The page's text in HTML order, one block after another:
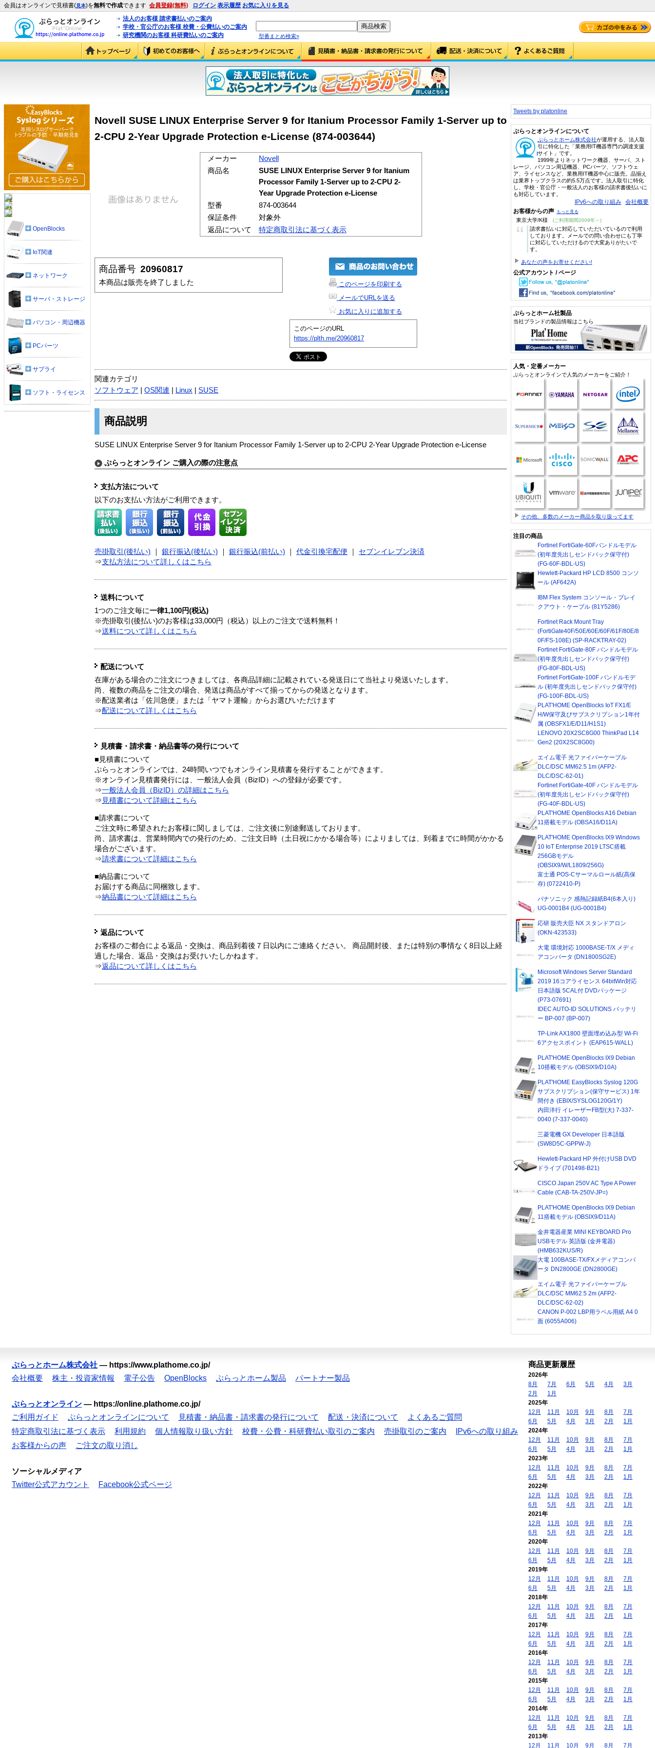
会員はオンラインで見積書(見本)を無料で作成できます 会員登録(無料) ログイン 表示履歴 お気に入りを見る
法人のお客様 請求書払いのご案内
学校・官公庁のお客様 校費・公費払いのご案内
研究機関のお客様 科研費払いのご案内
型番まとめ検索»
Novell SUSE LINUX Enterprise Server 9 for Itanium Processor Family 1-Server up to
2-CPU 2-Year Upgrade Protection e-License (874-003644)
メーカー
Novell
商品名
SUSE LINUX Enterprise Server 9 for Itanium
Processor Family 1-Server up to 2-CPU 2-
Year Upgrade Protection e-License
型番
874-003644
保証条件
対象外
返品について
特定商取引法に基づく表示
商品番号 20960817
本商品は販売を終了しました
このページを印刷する
メールでURLを送る
お気に入りに追加する
このページのURL
https://plth.me/20960817
関連カテゴリ
ソフトウェア
OS関連 Linux SUSE
商品説明
SUSE LINUX Enterprise Server 9 for Itanium Processor Family 1-Server up to 2-CPU 2-Year Upgrade Protection e-License
ぷらっとオンライン ご購入の際の注意点
支払方法について
以下のお支払い方法がご利用できます。
売掛取引(後払い) 銀行振込(後払い) 銀行振込(前払い) 代金引換宅配便
セブンイレブン決済
⇒支払方法について詳しくはこちら
送料について
1つのご注文毎に一律1,100円(税込)
※売掛取引(後払い)のお客様は33,000円（税込）以上のご注文で送料無料！
⇒送料について詳しくはこちら
配送について
在庫がある場合のご注文につきましては、各商品詳細に記載されている発送日にて当社より発送いたします。
尚、複数の商品をご注文の場合、発送は商品がすべて揃ってからの発送となります。
※配送業者は「佐川急便」または「ヤマト運輸」からお選びいただけます
⇒配送について詳しくはこちら
見積書・請求書・納品書等の発行について
■見積書について
ぷらっとオンラインでは、24時間いつでもオンライン見積書を発行することができます。
※オンライン見積書発行には、一般法人会員（BizID）への登録が必要です。
⇒一般法人会員（BizID）の詳細はこちら
⇒ 見積書について詳細はこちら
■請求書について
ご注文時に希望されたお客様に関しましては、ご注文後に別途郵送しております。
尚、請求書は、営業時間内での発行のため、ご注文日時（土日祝にかかる場合等）によりましては、到着までに時間がかかる
場合がございます。
⇒請求書について詳細はこちら
■納品書について
お届けする商品に同梱致します。
⇒納品書について詳細はこちら
返品について
お客様のご都合による返品・交換は、商品到着後７日以内にご連絡ください。 商品開封後、または特別の事情なく8日以上経
過した場合、返品・交換はお受けいたしかねます。
⇒返品について詳しくはこちら
OpenBlocks
IoT関連
ネットワーク
サーバ・ストレージ
パソコン・周辺機器
PCパーツ
サプライ
ソフト・ライセンス
Tweets by platonline
ぷらっとオンラインについて
ぷらっとホーム株式会社が運用する、法人取
引に特化した「業務用IT機器専門の調達支援
サイト」です。
1999年よりネットワーク機器、サーバ、スト
レージ、パソコン周辺機器、PCパーツ、ソフトウェ
ア、ライセンスなど、業務用IT機器中心に販売。品揃え
は業界トップクラスの約5.5万点です。法人取引に特化
し、学校・官公庁・一般法人のお客様の請求書後払いに
も対応しています。
IPv6への取り組み 会社概要
お客様からの声 もっと見る
東京大学/K様 (ご利用期間2009年～)
“
請求書払いに対応していただいているので利用
しております。メールでの問い合わせにも丁寧
に対応していただけるので大変ありがたいで
す。
あなたの声をお寄せください!
公式アカウント / ページ
ぷらっとホーム社製品
当社ブランドの製品情報はこちら
人気・定番メーカー
ぷらっとオンラインで人気のメーカーをご紹介！
その他、多数のメーカー商品を取り扱ってます
注目の商品
Fortinet FortiGate-60Fバンドルモデル
(初年度先出しセンドバック保守付)
(FG-60F-BDL-US)
Hewlett-Packard HP LCD 8500 コンソ
ール (AF642A)
IBM Flex System コンソール・ブレイ
クアウト・ケーブル (81Y5286)
Fortinet Rack Mount Tray
(FortiGate40F/50E/60E/60F/61F/80E/8
0F/FS-108E) (SP-RACKTRAY-02)
Fortinet FortiGate-80F バンドルモデル
(初年度先出しセンドバック保守付)
(FG-80F-BDL-US)
Fortinet FortiGate-100F バンドルモデ
ル (初年度先出しセンドバック保守付)
(FG-100F-BDL-US)
PLAT'HOME OpenBlocks IoT FX1/E
H/W保守及びサブスクリプション1年付
属 (OBSFX1/E/D11/H1S1)
LENOVO 20X2SC8G00 ThinkPad L14
Gen2 (20X2SC8G00)
エイム電子 光ファイバーケーブル
DLC/DSC MM62.5 1m (AFP2-
DLC/DSC-62-01)
Fortinet FortiGate-40F バンドルモデル
(初年度先出しセンドバック保守付)
(FG-40F-BDL-US)
PLAT'HOME OpenBlocks A16 Debian
11搭載モデル (OBSA16/D11A)
PLAT'HOME OpenBlocks IX9 Windows
10 IoT Enterprise 2019 LTSC搭載
256GBモデル
(OBSIX9/W/L1809/256G)
富士通 POS-Cサーマルロール紙(高保
存) (0722410-P)
パナソニック 感熱記録紙B4(6本入り)
UG-0001B4 (UG-0001B4)
応研 販売大臣 NX スタンドアロン
(OKN-423533)
大電 環境対応 1000BASE-T/X メディ
アコンバータ (DN1800SG2E)
Microsoft Windows Server Standard
2019 16コアライセンス 64bitWin対応
日本語版 5CAL付 DVDパッケージ
(P73-07691)
IDEC AUTO-ID SOLUTIONS バッテリ
ー BP-007 (BP-007)
TP-Link AX1800 壁面埋め込み型 Wi-Fi
6アクセスポイント (EAP615-WALL)
PLAT'HOME OpenBlocks IX9 Debian
10搭載モデル (OBSIX9/D10A)
PLAT'HOME EasyBlocks Syslog 120G
サブスクリプション(保守サービス) 1年
間付き (EBIX/SYSLOG120G/1Y)
内田洋行 イレーザーFB型(大) 7-337-
0040 (7-337-0040)
三菱電機 GX Developer 日本語版
(SW8D5C-GPPW-J)
Hewlett-Packard HP 外付けUSB DVD
ドライブ (701498-B21)
CISCO Japan 250V AC Type A Power
Cable (CAB-TA-250V-JP=)
PLAT'HOME OpenBlocks IX9 Debian
11搭載モデル (OBSIX9/D11A)
金井電器産業 MINI KEYBOARD Pro
USBモデル 英語版 (金井電器)
(HMB632KUS/R)
大電 100BASE-TX/FXメディアコンバ
ータ DN2800GE (DN2800GE)
エイム電子 光ファイバーケーブル
DLC/DSC MM62.5 2m (AFP2-
DLC/DSC-62-02)
CANON P-002 LBP用ラベル用紙 A4 0
面 (6055A006)
ぷらっとホーム株式会社 — https://www.plathome.co.jp/
会社概要
株主・投資家情報 電子公告 OpenBlocks ぷらっとホーム製品 パートナー製品
ぷらっとオンライン — https://online.plathome.co.jp/
ご利用ガイド
ぷらっとオンラインについて 見積書・納品書・請求書の発行について 配送・決済について
よくあるご質問
特定商取引法に基づく表示
利用規約 個人情報取り扱い方針 校費・公費・科研費払い取引のご案内 売掛取引のご案内
IPv6への取り組み
お客様からの声
ご注文の取り消し
ソーシャルメディア
Twitter公式アカウント
Facebook公式ページ
商品更新履歴
2026年
8月
7月 6月 5月 4月
3月
2月
1月
2025年
12月
11月 10月 9月 8月
7月
6月
5月 4月 3月 2月
1月
2024年
12月
11月 10月 9月 8月
7月
6月
5月 4月 3月 2月
1月
2023年
12月
11月 10月 9月 8月
7月
6月
5月 4月 3月 2月
1月
2022年
12月
11月 10月 9月 8月
7月
6月
5月 4月 3月 2月
1月
2021年
12月
11月 10月 9月 8月
7月
6月
5月 4月 3月 2月
1月
2020年
12月
11月 10月 9月 8月
7月
6月
5月 4月 3月 2月
1月
2019年
12月
11月 10月 9月 8月
7月
6月
5月 4月 3月 2月
1月
2018年
12月
11月 10月 9月 8月
7月
6月
5月 4月 3月 2月
1月
2017年
12月
11月 10月 9月 8月
7月
6月
5月 4月 3月 2月
1月
2016年
12月
11月 10月 9月 8月
7月
6月
5月 4月 3月 2月
1月
2015年
12月
11月 10月 9月 8月
7月
6月
5月 4月 3月 2月
1月
2014年
12月
11月 10月 9月 8月
7月
6月
5月 4月 3月 2月
1月
2013年
12月
11月 10月 9月 8月 7月